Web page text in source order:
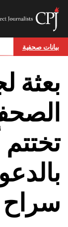
Skip
to بيانات صحفية
بعثة
تختتم